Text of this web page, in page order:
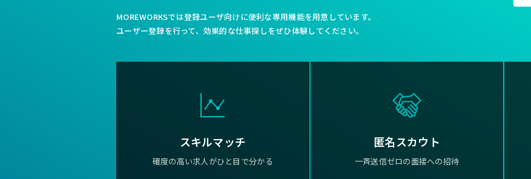
MOREWORKSでは登録ユーザ向けに便利な専用機能を用意しています。
ユーザー登録を行って、効果的な仕事探しをぜひ体験してください。
スキルマッチ
確度の高い求人がひと目で分かる
匿名スカウト
一斉送信ゼロの面接への招待